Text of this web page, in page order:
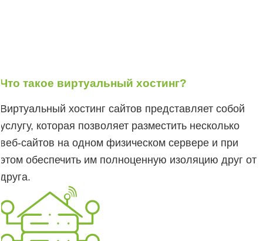
Что такое виртуальный хостинг?
Виртуальный хостинг сайтов представляет собой
услугу, которая позволяет разместить несколько
веб-сайтов на одном физическом сервере и при
этом обеспечить им полноценную изоляцию друг от
друга.